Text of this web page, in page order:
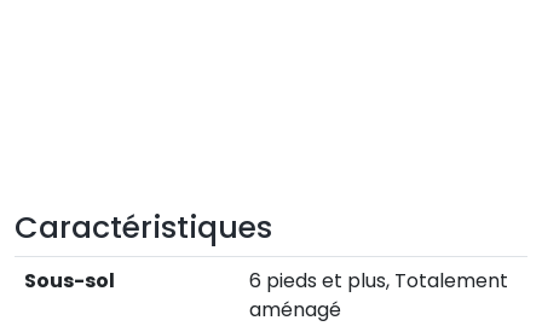
Caractéristiques
Sous-sol
6 pieds et plus, Totalement
aménagé